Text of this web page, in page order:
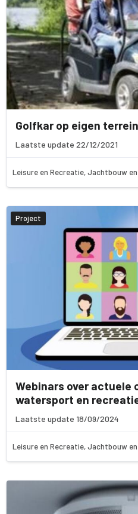
Golfkar op eigen
Laatste update 22/12/2021
Leisure en Recreatie, Jachtbouw
Project
Webinars over actuele
watersport en
Laatste update 18/09/2024
Leisure en Recreatie, Jachtbouw